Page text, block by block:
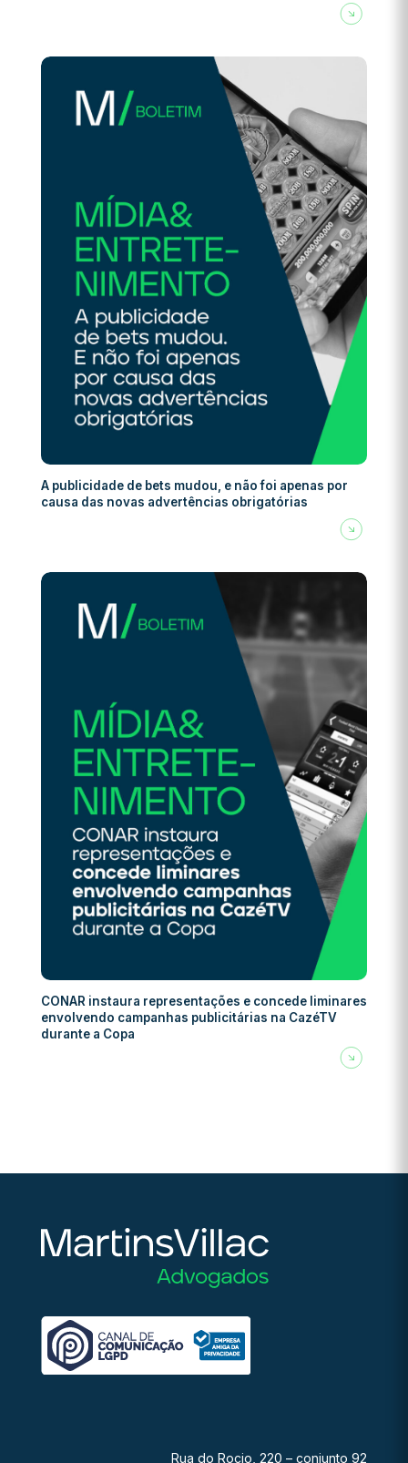
A publicidade de bets mudou, e não foi apenas por
causa das novas advertências obrigatórias
CONAR instaura representações e concede liminares
envolvendo campanhas publicitárias na CazéTV
durante a Copa
Rua do Rocio, 220 – conjunto 92